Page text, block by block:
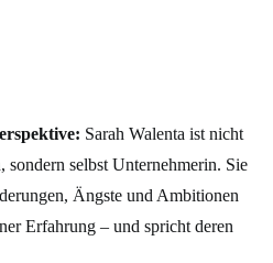
Sarah Walenta ist nicht
selbst Unternehmerin. Sie
Ängste und Ambitionen
Erfahrung – und spricht deren